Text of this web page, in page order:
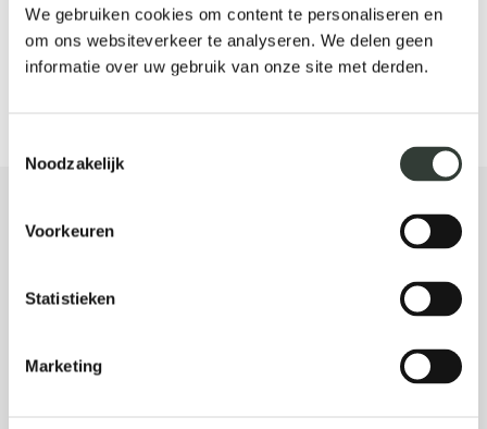
We gebruiken cookies om content te personaliseren en
om ons websiteverkeer te analyseren. We delen geen
informatie over uw gebruik van onze site met derden.
Noodzakelijk
Voorkeuren
Statistieken
Marketing
In de Sint-Sixtusabdij worden drie soorten bier
geproduceerd.